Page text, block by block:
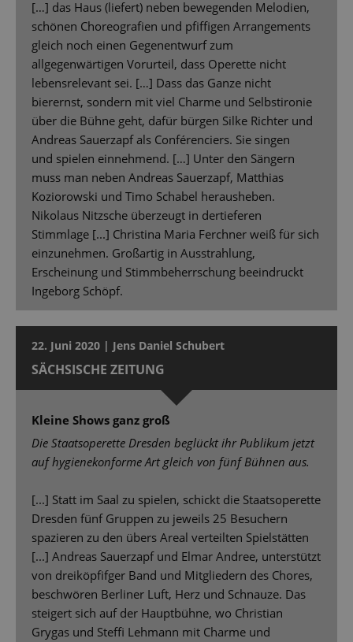
[…] das Haus (liefert) neben bewegenden Melodien,
schönen Choreografien und pfiffigen Arrangements
gleich noch einen Gegenentwurf zum
allgegenwärtigen Vorurteil, dass Operette nicht
lebensrelevant sei. […] Dass das Ganze nicht
bierernst, sondern mit viel Charme und Selbstironie
über die Bühne geht, dafür bürgen Silke Richter und
Andreas Sauerzapf als Conférenciers. Sie singen
und spielen einnehmend. […] Unter den Sängern
muss man neben Andreas Sauerzapf, Matthias
Koziorowski und Timo Schabel herausheben.
Nikolaus Nitzsche überzeugt in dertieferen
Stimmlage [...] Christina Maria Ferchner weiß für sich
einzunehmen. Großartig in Ausstrahlung,
Erscheinung und Stimmbeherrschung beeindruckt
Ingeborg Schöpf.
22. Juni 2020 | Jens Daniel Schubert
SÄCHSISCHE ZEITUNG
Kleine Shows ganz groß
Die Staatsoperette Dresden beglückt ihr Publikum jetzt
auf hygienekonforme Art gleich von fünf Bühnen aus.
[...] Statt im Saal zu spielen, schickt die Staatsoperette
Dresden fünf Gruppen zu jeweils 25 Besuchern
spazieren zu den übers Areal verteilten Spielstätten
[...] Andreas Sauerzapf und Elmar Andree, unterstützt
von dreiköpfifger Band und Mitgliedern des Chores,
beschwören Berliner Luft, Herz und Schnauze. Das
steigert sich auf der Hauptbühne, wo Christian
Grygas und Steffi Lehmann mit Charme und